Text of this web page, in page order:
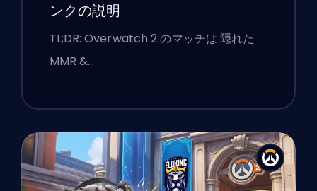
ンクの説明
TL;DR: Overwatch 2 のマッチは 隠れた
MMR &…